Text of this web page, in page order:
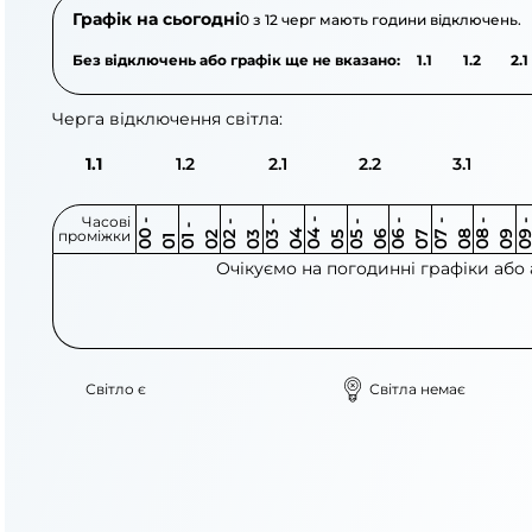
Графік на сьогодні0 з 12 черг мають години відключень.
Без відключень або графік ще не вказано: 1.1 1.2 2.1
Черга відключення світла:
1.1 1.2 2.1 2.2 3.1
Часові
проміжки 0
0
-
0 1 0
1
-
0 2 0 2
-
0 3 0 3
-
0 4 0 4
-
0 5 0 5
-
0 6 0 6
-
0 7 0 7
-
0 8 0 8
-
0 9 0
9
-
1
Очікуємо на погодинні графіки
Світло є Світла немає